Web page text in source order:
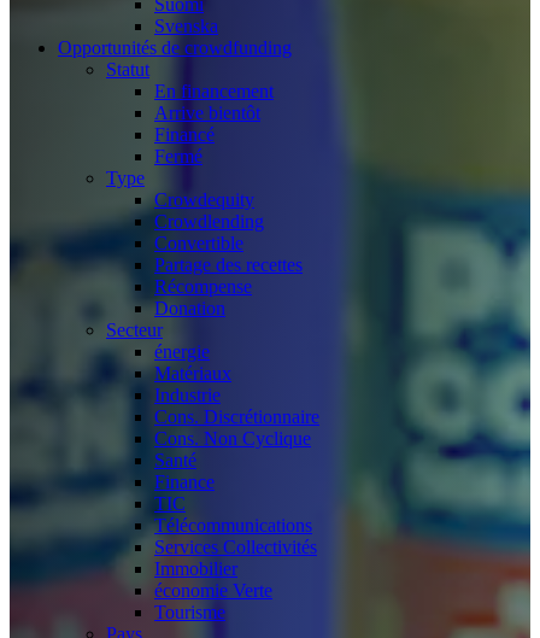
Suomi
Svenska
Opportunités de crowdfunding
Statut
En financement
Arrive bientôt
Financé
Fermé
Type
Crowdequity
Crowdlending
Convertible
Partage des recettes
Récompense
Donation
Secteur
énergie
Matériaux
Industrie
Cons. Discrétionnaire
Cons. Non Cyclique
Santé
Finance
TIC
Télécommunications
Services Collectivités
Immobilier
économie Verte
Tourisme
Pays